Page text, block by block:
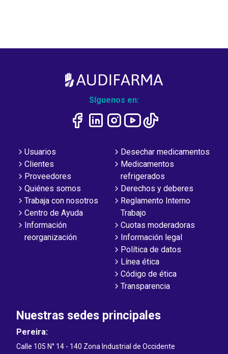
Síguenos en:
Usuarios
Clientes
Proveedores
Quiénes somos
Trabaja con nosotros
Centro de Ayuda
Información
reorganización
Desechar medicamentos
Medicamentos
refrigerados
Derechos y deberes
Reglamento Interno
Trabajo
Cuotas moderadoras
Información legal
Política de datos
Línea ética
Código de ética
Transparencia
Nuestras sedes principales
Pereira:
Calle 105 N° 14 - 140 Zona Industrial de Occidente